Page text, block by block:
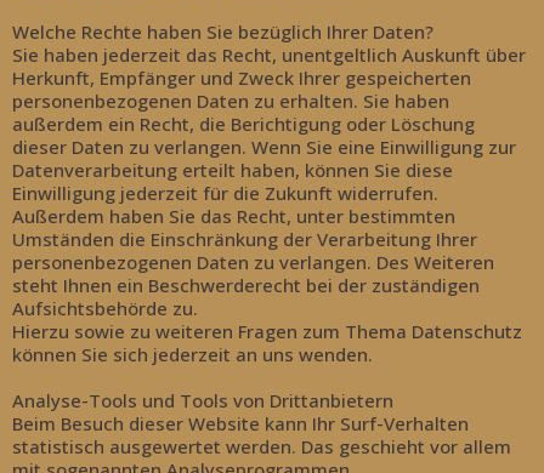
Welche Rechte haben Sie bezüglich Ihrer Daten?
Sie haben jederzeit das Recht, unentgeltlich Auskunft über
Herkunft, Empfänger und Zweck Ihrer gespeicherten
personenbezogenen Daten zu erhalten. Sie haben
außerdem ein Recht, die Berichtigung oder Löschung
dieser Daten zu verlangen. Wenn Sie eine Einwilligung zur
Datenverarbeitung erteilt haben, können Sie diese
Einwilligung jederzeit für die Zukunft widerrufen.
Außerdem haben Sie das Recht, unter bestimmten
Umständen die Einschränkung der Verarbeitung Ihrer
personenbezogenen Daten zu verlangen. Des Weiteren
steht Ihnen ein Beschwerderecht bei der zuständigen
Aufsichtsbehörde zu.
Hierzu sowie zu weiteren Fragen zum Thema Datenschutz
können Sie sich jederzeit an uns wenden.
Analyse-Tools und Tools von Drittanbietern
Beim Besuch dieser Website kann Ihr Surf-Verhalten
statistisch ausgewertet werden. Das geschieht vor allem